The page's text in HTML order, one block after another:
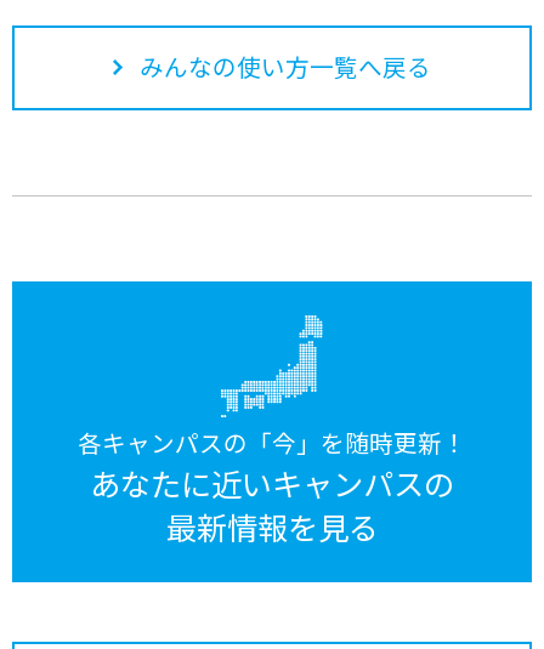
みんなの使い方一覧へ戻る
各キャンパスの「今」を随時更新！
あなたに近いキャンパスの
最新情報を見る